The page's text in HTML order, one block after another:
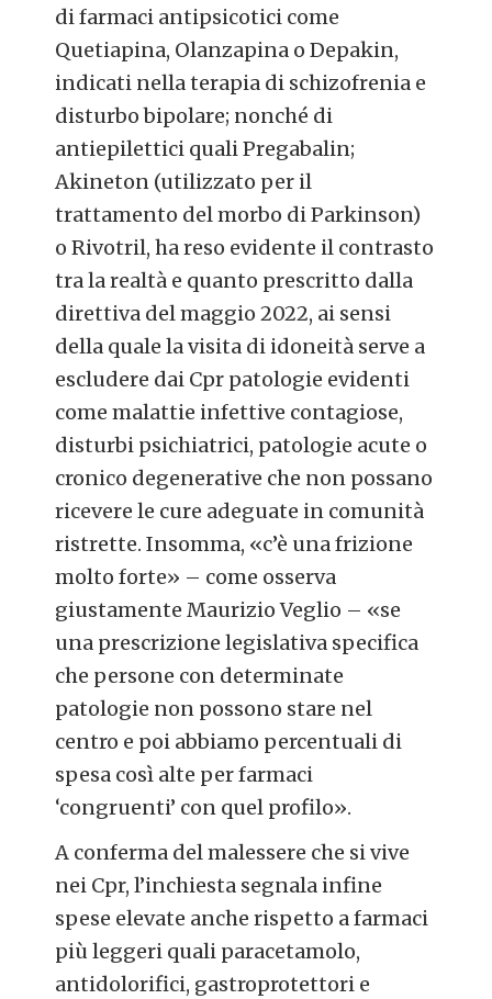
di farmaci antipsicotici come
Quetiapina, Olanzapina o Depakin,
indicati nella terapia di schizofrenia e
disturbo bipolare; nonché di
antiepilettici quali Pregabalin;
Akineton (utilizzato per il
trattamento del morbo di Parkinson)
o Rivotril, ha reso evidente il contrasto
tra la realtà e quanto prescritto dalla
direttiva del maggio 2022, ai sensi
della quale la visita di idoneità serve a
escludere dai Cpr patologie evidenti
come malattie infettive contagiose,
disturbi psichiatrici, patologie acute o
cronico degenerative che non possano
ricevere le cure adeguate in comunità
ristrette. Insomma, «c’è una frizione
molto forte» – come osserva
giustamente Maurizio Veglio – «se
una prescrizione legislativa specifica
che persone con determinate
patologie non possono stare nel
centro e poi abbiamo percentuali di
spesa così alte per farmaci
‘congruenti’ con quel profilo».
A conferma del malessere che si vive
nei Cpr, l’inchiesta segnala infine
spese elevate anche rispetto a farmaci
più leggeri quali paracetamolo,
antidolorifici, gastroprotettori e